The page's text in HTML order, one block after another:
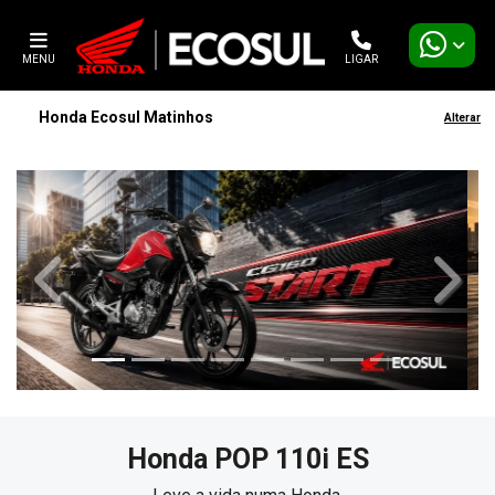
MENU LIGAR
Honda Ecosul Matinhos Alterar
templates.template-
HondaPOP 110i ES